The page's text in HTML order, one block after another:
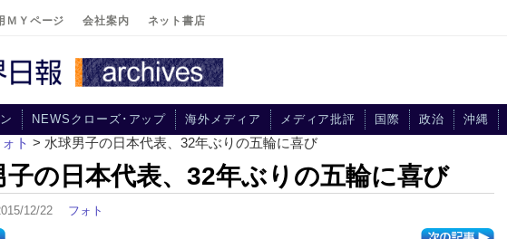
ＭＹページ 会社案内 ネット書店
NEWSクローズ･アップ 海外メディア メディア批評 国際 政治 沖縄
ト > 水球男子の日本代表、32年ぶりの五輪に喜び
子の日本代表、32年ぶりの五輪に喜び
12/22 フォト